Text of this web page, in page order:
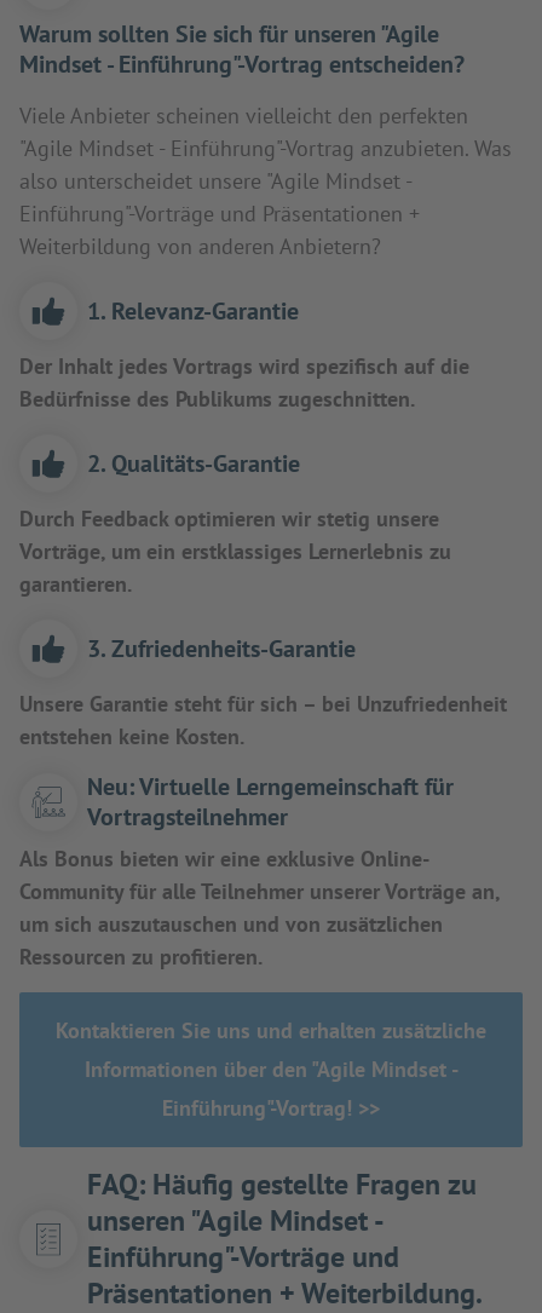
Warum sollten Sie sich für unseren "Agile
Mindset - Einführung"-Vortrag entscheiden?
Viele Anbieter scheinen vielleicht den perfekten
"Agile Mindset - Einführung"-Vortrag anzubieten. Was
also unterscheidet unsere "Agile Mindset -
Einführung"-Vorträge und Präsentationen +
Weiterbildung von anderen Anbietern?
1. Relevanz-Garantie
Der Inhalt jedes Vortrags wird spezifisch auf die
Bedürfnisse des Publikums zugeschnitten.
2. Qualitäts-Garantie
Durch Feedback optimieren wir stetig unsere
Vorträge, um ein erstklassiges Lernerlebnis zu
garantieren.
3. Zufriedenheits-Garantie
Unsere Garantie steht für sich – bei Unzufriedenheit
entstehen keine Kosten.
Neu: Virtuelle Lerngemeinschaft für
Vortragsteilnehmer
Als Bonus bieten wir eine exklusive Online-
Community für alle Teilnehmer unserer Vorträge an,
um sich auszutauschen und von zusätzlichen
Ressourcen zu profitieren.
Kontaktieren Sie uns und erhalten zusätzliche
Informationen über den "Agile Mindset -
Einführung"-Vortrag! >>
FAQ: Häufig gestellte Fragen zu
unseren "Agile Mindset -
Einführung"-Vorträge und
Präsentationen + Weiterbildung.